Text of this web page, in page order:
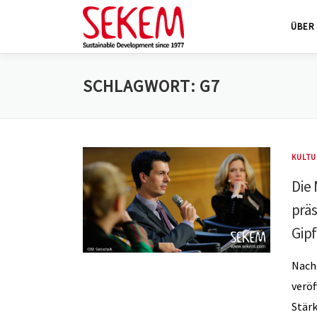
springen
ÜBER
SCHLAGWORT: G7
Die